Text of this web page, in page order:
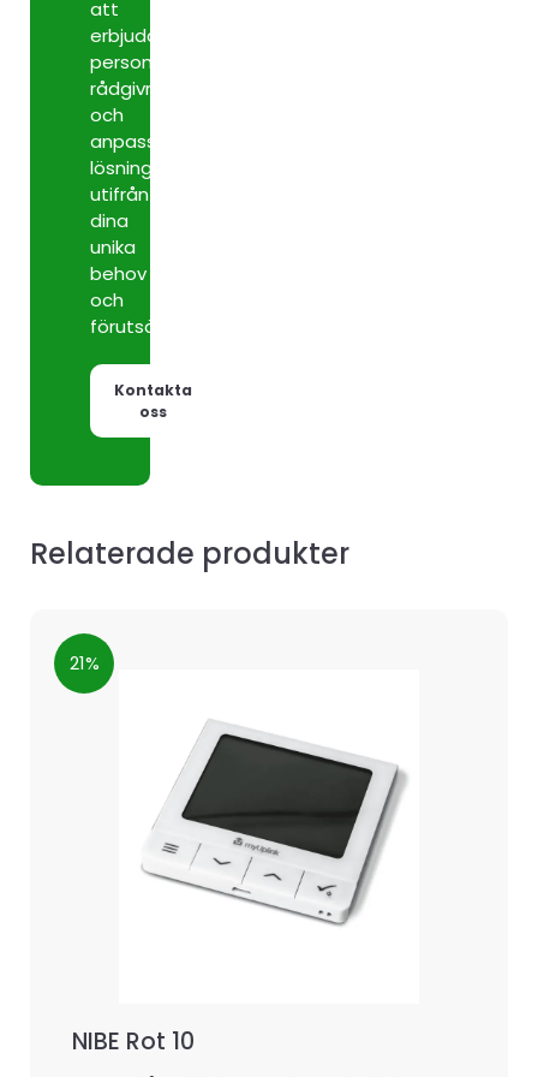
att
erbjuda
personlig
rådgivning
och
anpassade
lösningar
utifrån
dina
unika
behov
och
förutsättningar.
Kontakta
oss
Relaterade produkter
NIBE Rot 10
21%